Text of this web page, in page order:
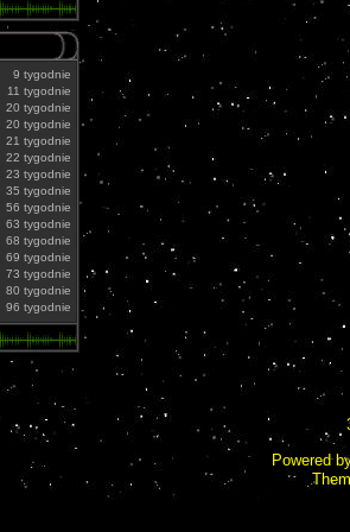
9 tygodnie
11 tygodnie
20 tygodnie
20 tygodnie
21 tygodnie
22 tygodnie
23 tygodnie
35 tygodnie
56 tygodnie
63 tygodnie
68 tygodnie
69 tygodnie
73 tygodnie
80 tygodnie
96 tygodnie
Powered